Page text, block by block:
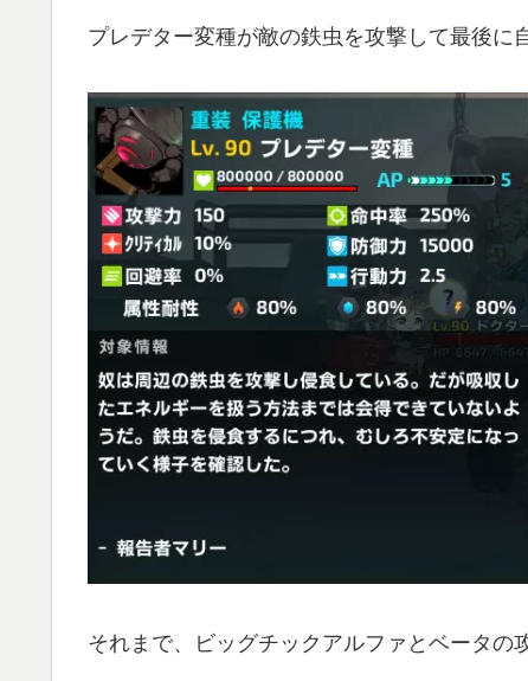
プレデター変種が敵の鉄虫を攻撃して最後に
それまで、ビッグチックアルファとベータの